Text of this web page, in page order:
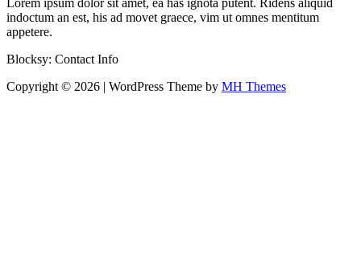
indoctum an est, his ad movet graece, vim ut omnes mentitum
appetere.
Blocksy: Contact Info
Copyright © 2026 | WordPress Theme by MH Themes